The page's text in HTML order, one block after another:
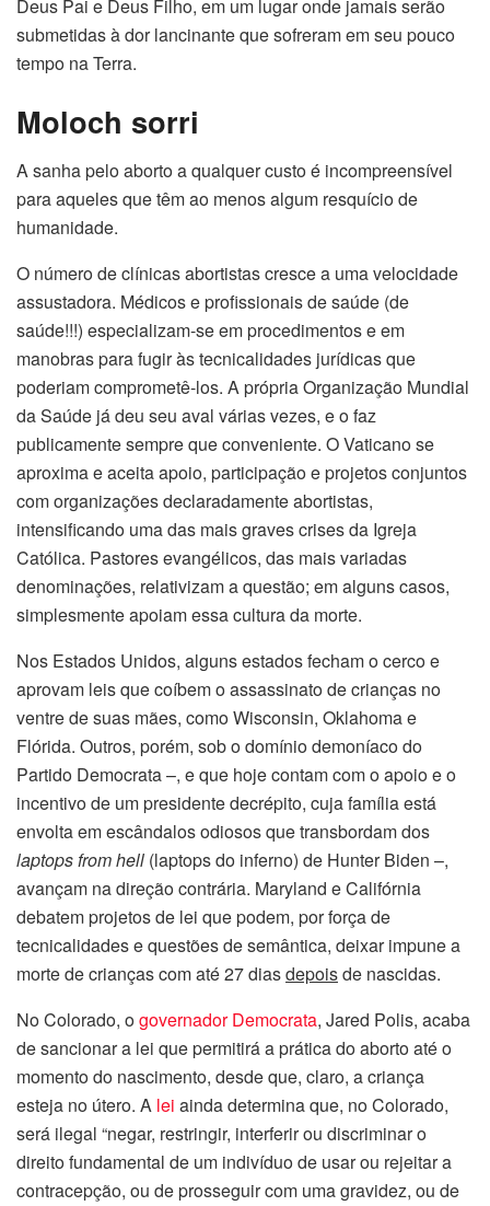
Deus Pai e Deus Filho, em um lugar onde jamais serão
submetidas à dor lancinante que sofreram em seu pouco
tempo na Terra.
Moloch sorri
A sanha pelo aborto a qualquer custo é incompreensível
para aqueles que têm ao menos algum resquício de
humanidade.
O número de clínicas abortistas cresce a uma velocidade
assustadora. Médicos e profissionais de saúde (de
saúde!!!) especializam-se em procedimentos e em
manobras para fugir às tecnicalidades jurídicas que
poderiam comprometê-los. A própria Organização Mundial
da Saúde já deu seu aval várias vezes, e o faz
publicamente sempre que conveniente. O Vaticano se
aproxima e aceita apoio, participação e projetos conjuntos
com organizações declaradamente abortistas,
intensificando uma das mais graves crises da Igreja
Católica. Pastores evangélicos, das mais variadas
denominações, relativizam a questão; em alguns casos,
simplesmente apoiam essa cultura da morte.
Nos Estados Unidos, alguns estados fecham o cerco e
aprovam leis que coíbem o assassinato de crianças no
ventre de suas mães, como Wisconsin, Oklahoma e
Flórida. Outros, porém, sob o domínio demoníaco do
Partido Democrata –, e que hoje contam com o apoio e o
incentivo de um presidente decrépito, cuja família está
envolta em escândalos odiosos que transbordam dos
laptops from hell (laptops do inferno) de Hunter Biden –,
avançam na direção contrária. Maryland e Califórnia
debatem projetos de lei que podem, por força de
tecnicalidades e questões de semântica, deixar impune a
morte de crianças com até 27 diasdepoisde nascidas.
No Colorado, ogovernador Democrata, Jared Polis, acaba
de sancionar a lei que permitirá a prática do aborto até o
momento do nascimento, desde que, claro, a criança
esteja no útero. A lei ainda determina que, no Colorado,
será ilegal “negar, restringir, interferir ou discriminar o
direito fundamental de um indivíduo de usar ou rejeitar a
contracepção, ou de prosseguir com uma gravidez, ou de